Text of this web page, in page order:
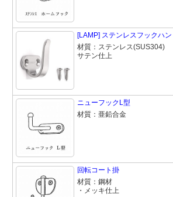
[LAMP] ステンレスフックハ
材質：ステンレス(SUS304)
サテン仕上
ニューフックL型
材質：亜鉛合金
回転コート掛
材質：鋼材
・メッキ仕上